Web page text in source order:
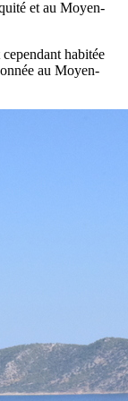
et au Moyen-
habitée
au Moyen-